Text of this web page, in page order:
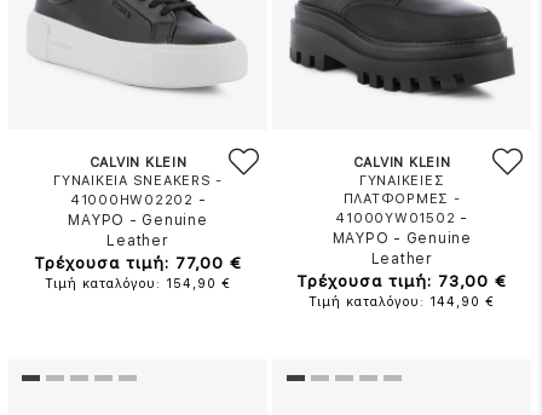
CALVIN KLEIN
ΓΥΝΑΙΚΕΙΑ SNEAKERS -
41000HW02202 -
ΜΑΥΡΟ - Genuine
Leather
Τρέχουσα τιμή: 77,00 €
Τιμή καταλόγου: 154,90 €
CALVIN KLEIN
ΓΥΝΑΙΚΕΙΕΣ
ΠΛΑΤΦΟΡΜΕΣ -
41000YW01502 -
ΜΑΥΡΟ - Genuine
Leather
Τρέχουσα τιμή: 73,00 €
Τιμή καταλόγου: 144,90 €